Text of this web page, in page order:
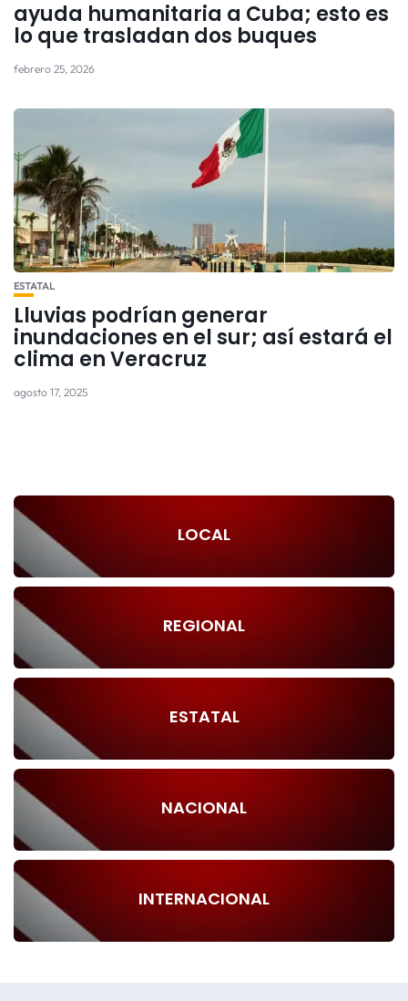
ayuda humanitaria a Cuba; esto es
lo que trasladan dos buques
febrero 25, 2026
ESTATAL
Lluvias podrían generar
inundaciones en el sur; así estará el
clima en Veracruz
agosto 17, 2025
LOCAL
REGIONAL
ESTATAL
NACIONAL
INTERNACIONAL